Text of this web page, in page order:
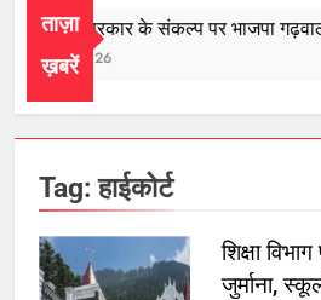
ताज़ा
ख़बरें
तीसरी बार सरकार के संकल्प पर भाजपा
August 8, 2026
Tag:हाईकोर्ट
शिक्षा
जुर्माना,